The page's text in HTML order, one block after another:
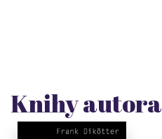
Knihy autora